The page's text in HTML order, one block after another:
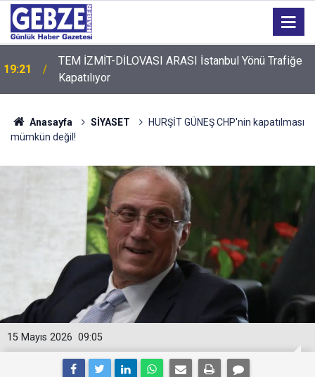
19:21
TEM İZMİT-DİLOVASI ARASI İstanbul Yönü Trafiğe
19:20 GTO'dan Üyelerine Ticari Fırsat
Anasayfa SİYASET
HURŞİT GÜNEŞ CHP'nin kapatılması
mümkün değil!
09:05
15 Mayıs 2026